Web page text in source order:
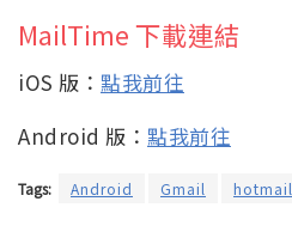
MailTime 下載連結
iOS 版： 點我前往
Android 版： 點我前往
Tags: Android Gmail hotmail